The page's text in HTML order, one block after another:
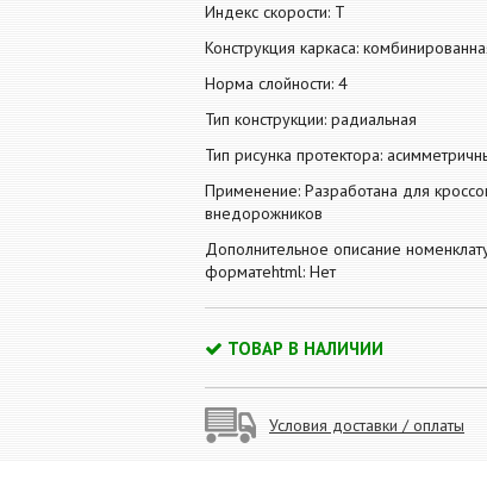
Индекс скорости: T
Конструкция каркаса:
Норма слойности: 4
Тип конструкции: радиальная
Тип рисунка протектора:
Применение: Разработана для
внедорожников
Дополнительное описание
форматеhtml: Нет
ТОВАР В НАЛИЧИИ
Условия доставки / оплаты